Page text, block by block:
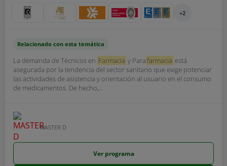
+2
Relacionado con esta temática
La demanda de Técnicos en Farmacia y Parafarmacia está
asegurada por la tendencia del sector sanitario que exige potenciar
las actividades de asistencia y orientación al usuario en el consumo
de medicamentos. De hecho,...
MASTER D
Ver programa